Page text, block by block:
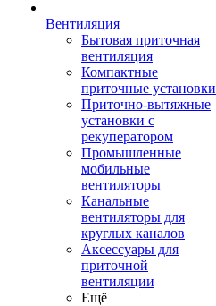
Вентиляция
Бытовая приточная
вентиляция
Компактные
приточные установки
Приточно-вытяжные
установки с
рекуператором
Промышленные
мобильные
вентиляторы
Канальные
вентиляторы для
круглых каналов
Аксессуары для
приточной
вентиляции
Ещё